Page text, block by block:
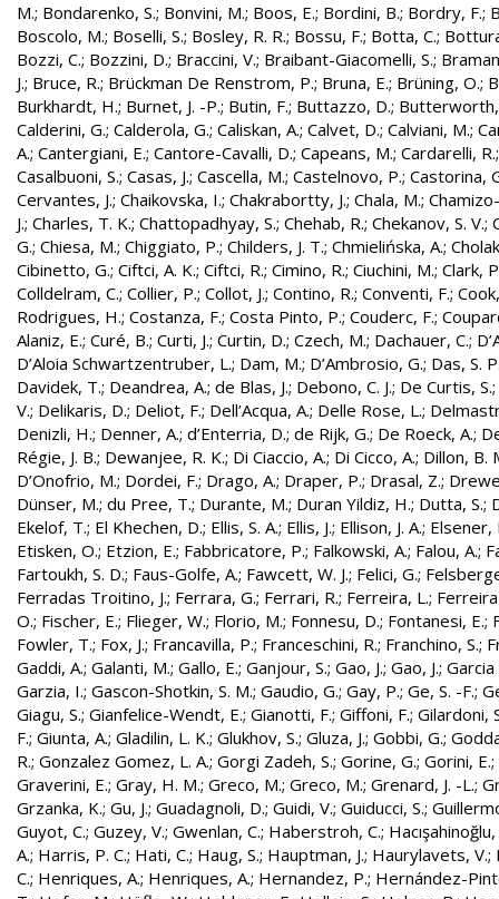
M.; Bondarenko, S.; Bonvini, M.; Boos, E.; Bordini, B.; Bordry, F.;
Boscolo, M.; Boselli, S.; Bosley, R. R.; Bossu, F.; Botta, C.;
Bozzi, C.; Bozzini, D.; Braccini, V.; Braibant-Giacomelli, S.;
J.; Bruce, R.; Brückman De Renstrom, P.; Bruna, E.; Brüning, O.;
Burkhardt, H.; Burnet, J. -P.; Butin, F.; Buttazzo, D.;
Calderini, G.; Calderola, G.; Caliskan, A.; Calvet, D.; Calviani, M.;
A.; Cantergiani, E.; Cantore-Cavalli, D.; Capeans, M.; Cardarelli, R.
Casalbuoni, S.; Casas, J.; Cascella, M.; Castelnovo, P.; Castorina,
Cervantes, J.; Chaikovska, I.; Chakrabortty, J.; Chala, M.;
J.; Charles, T. K.; Chattopadhyay, S.; Chehab, R.; Chekanov, S. V.;
G.; Chiesa, M.; Chiggiato, P.; Childers, J. T.; Chmielińska, A.;
Cibinetto, G.; Ciftci, A. K.; Ciftci, R.; Cimino, R.; Ciuchini, M.; Clark,
Colldelram, C.; Collier, P.; Collot, J.; Contino, R.; Conventi, F.;
Rodrigues, H.; Costanza, F.; Costa Pinto, P.; Couderc, F.;
Alaniz, E.; Curé, B.; Curti, J.; Curtin, D.; Czech, M.; Dachauer, C.;
D’Aloia Schwartzentruber, L.; Dam, M.; D’Ambrosio, G.; Das, S.
Davidek, T.; Deandrea, A.; de Blas, J.; Debono, C. J.; De Curtis, S.;
V.; Delikaris, D.; Deliot, F.; Dell’Acqua, A.; Delle Rose, L.;
Denizli, H.; Denner, A.; d’Enterria, D.; de Rijk, G.; De Roeck, A.;
Régie, J. B.; Dewanjee, R. K.; Di Ciaccio, A.; Di Cicco, A.; Dillon, B.
D’Onofrio, M.; Dordei, F.; Drago, A.; Draper, P.; Drasal, Z.;
Dünser, M.; du Pree, T.; Durante, M.; Duran Yildiz, H.; Dutta, S.;
Ekelof, T.; El Khechen, D.; Ellis, S. A.; Ellis, J.; Ellison, J. A.; Elsener,
Etisken, O.; Etzion, E.; Fabbricatore, P.; Falkowski, A.; Falou, A.;
Fartoukh, S. D.; Faus-Golfe, A.; Fawcett, W. J.; Felici, G.;
Ferradas Troitino, J.; Ferrara, G.; Ferrari, R.; Ferreira, L.;
O.; Fischer, E.; Flieger, W.; Florio, M.; Fonnesu, D.; Fontanesi, E.;
Fowler, T.; Fox, J.; Francavilla, P.; Franceschini, R.; Franchino, S.;
Gaddi, A.; Galanti, M.; Gallo, E.; Ganjour, S.; Gao, J.; Gao, J.; Garcia
Garzia, I.; Gascon-Shotkin, S. M.; Gaudio, G.; Gay, P.; Ge, S. -F.;
Giagu, S.; Gianfelice-Wendt, E.; Gianotti, F.; Giffoni, F.; Gilardoni,
F.; Giunta, A.; Gladilin, L. K.; Glukhov, S.; Gluza, J.; Gobbi, G.;
R.; Gonzalez Gomez, L. A.; Gorgi Zadeh, S.; Gorine, G.; Gorini, E.;
Graverini, E.; Gray, H. M.; Greco, M.; Greco, M.; Grenard, J. -L.;
Grzanka, K.; Gu, J.; Guadagnoli, D.; Guidi, V.; Guiducci, S.;
Guyot, C.; Guzey, V.; Gwenlan, C.; Haberstroh, C.;
A.; Harris, P. C.; Hati, C.; Haug, S.; Hauptman, J.; Haurylavets, V.;
C.; Henriques, A.; Henriques, A.; Hernandez, P.; Hernández-